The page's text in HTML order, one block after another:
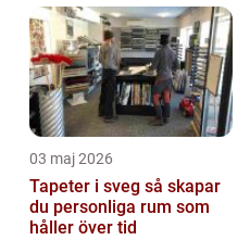
03 maj 2026
Tapeter i sveg så skapar
du personliga rum som
håller över tid